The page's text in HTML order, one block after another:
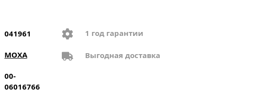
041961
MOXA
00-
06016766
1 год гарантии
Выгодная доставка